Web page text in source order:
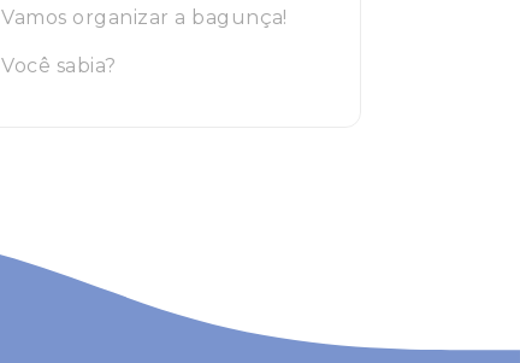
Vamos organizar a bagunça!
Você sabia?